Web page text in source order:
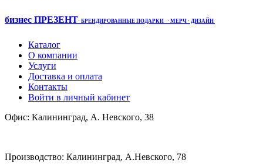
бизнес ПРЕЗЕНТ· БРЕНДИРОВАННЫЕ ПОДАРКИ · МЕРЧ · ДИЗАЙН
Каталог
О компании
Услуги
Доставка и оплата
Контакты
Войти в личный кабинет
Офис: Калининград, А. Невского, 38
Производство: Калининград, А.Невского, 78